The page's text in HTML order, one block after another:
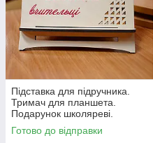
Підставка для підручника.
Тримач для планшета.
Подарунок школяреві.
Подарунок дитині. Подарунок
для навчання
Готово до відправки